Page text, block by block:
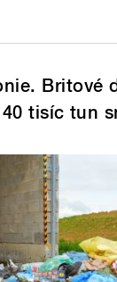
Britové
tisíc tun